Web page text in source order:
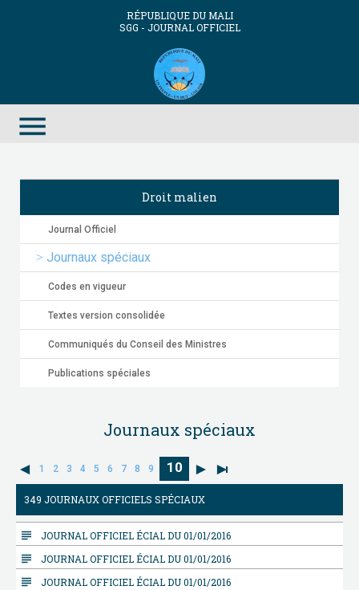
RÉPUBLIQUE DU MALI
SGG - JOURNAL OFFICIEL
menu
Droit malien
Journal Officiel
Journaux spéciaux
Codes en vigueur
Textes version consolidée
Communiqués du Conseil des Ministres
Publications spéciales
Journaux spéciaux
1 2 3 4 5 6 7 8 9 10
349 JOURNAUX OFFICIELS SPÉCIAUX
subject JOURNAL OFFICIEL ÉCIAL DU 01/01/2016
subject JOURNAL OFFICIEL ÉCIAL DU 01/01/2016
subject JOURNAL OFFICIEL ÉCIAL DU 01/01/2016